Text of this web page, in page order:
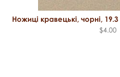
Ножиці кравецькі, чорні,
$4.00